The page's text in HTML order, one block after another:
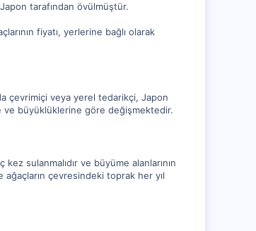
tarafından övülmüştür.
fiyatı, yerlerine bağlı olarak
çevrimiçi veya yerel tedarikçi, Japon
ve büyüklüklerine göre değişmektedir.
sulanmalıdır ve büyüme alanlarının
çevresindeki toprak her yıl